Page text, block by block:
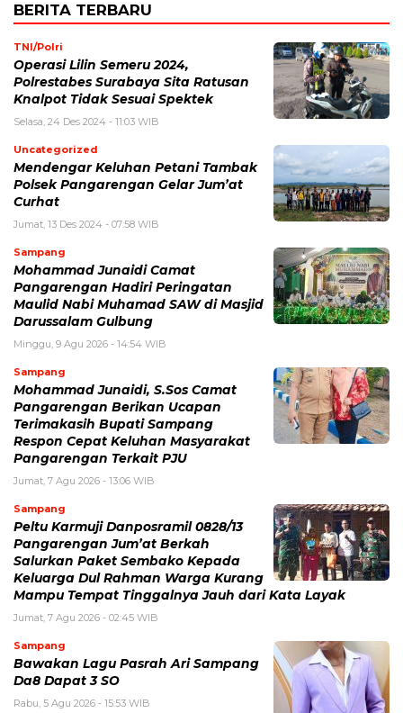
BERITA TERBARU
TNI/Polri
Operasi Lilin Semeru 2024,
Polrestabes Surabaya Sita Ratusan
Knalpot Tidak Sesuai Spektek
Selasa, 24 Des 2024 - 11:03 WIB
Uncategorized
Mendengar Keluhan Petani Tambak
Polsek Pangarengan Gelar Jum’at
Curhat
Jumat, 13 Des 2024 - 07:58 WIB
Sampang
Mohammad Junaidi Camat
Pangarengan Hadiri Peringatan
Maulid Nabi Muhamad SAW di Masjid
Darussalam Gulbung
Minggu, 9 Agu 2026 - 14:54 WIB
Sampang
Mohammad Junaidi, S.Sos Camat
Pangarengan Berikan Ucapan
Terimakasih Bupati Sampang
Respon Cepat Keluhan Masyarakat
Pangarengan Terkait PJU
Jumat, 7 Agu 2026 - 13:06 WIB
Sampang
Peltu Karmuji Danposramil 0828/13
Pangarengan Jum’at Berkah
Salurkan Paket Sembako Kepada
Keluarga Dul Rahman Warga Kurang
Mampu Tempat Tinggalnya Jauh dari Kata Layak
Jumat, 7 Agu 2026 - 02:45 WIB
Sampang
Bawakan Lagu Pasrah Ari Sampang
Da8 Dapat 3 SO
Rabu, 5 Agu 2026 - 15:53 WIB